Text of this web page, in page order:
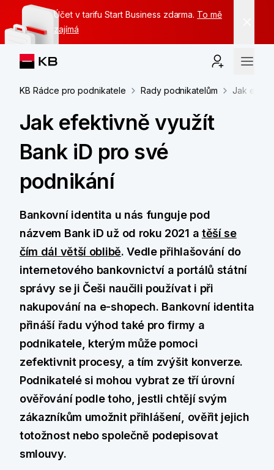
Účet v tarifu Start Business zdarma. To mě
zajímá
KB Rádce pro podnikatele Rady podnikatelům Jak
Jak efektivně využít
Bank iD pro své
podnikání
Bankovní identita u nás funguje pod
názvem Bank iD už od roku 2021 a těší se
čím dál větší oblibě. Vedle přihlašování do
internetového bankovnictví a portálů státní
správy se ji Češi naučili používat i při
nakupování na e-shopech. Bankovní identita
přináší řadu výhod také pro firmy a
podnikatele, kterým může pomoci
zefektivnit procesy, a tím zvýšit konverze.
Podnikatelé si mohou vybrat ze tří úrovní
ověřování podle toho, jestli chtějí svým
zákazníkům umožnit přihlášení, ověřit jejich
totožnost nebo společně podepisovat
smlouvy.